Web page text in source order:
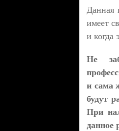
Данная
имеет
и когда
Не
и сама
будут
При
данное